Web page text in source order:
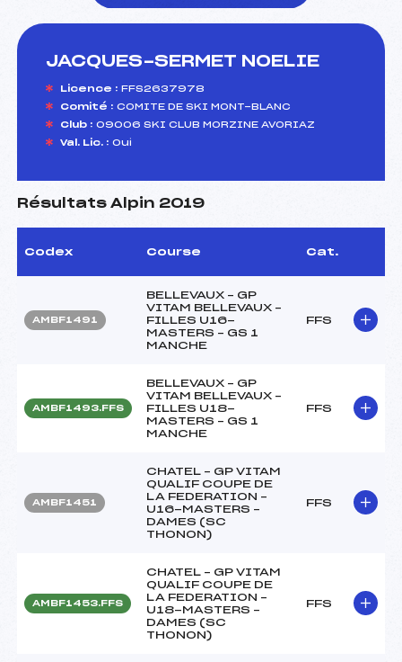
JACQUES-SERMET NOELIE
Licence : FFS2637978
Comité : COMITE DE SKI MONT-BLANC
Club : 09006 SKI CLUB MORZINE AVORIAZ
Val. Lic. : Oui
Résultats Alpin 2019
Codex Course Cat.
AMBF1491
BELLEVAUX – GP
VITAM BELLEVAUX –
FILLES U16-
MASTERS – GS 1
MANCHE
FFS
AMBF1493.FFS
BELLEVAUX – GP
VITAM BELLEVAUX –
FILLES U18-
MASTERS – GS 1
MANCHE
FFS
AMBF1451
CHATEL – GP VITAM
QUALIF COUPE DE
LA FEDERATION –
U16-MASTERS –
DAMES (SC
THONON)
FFS
AMBF1453.FFS
CHATEL – GP VITAM
QUALIF COUPE DE
LA FEDERATION –
U18-MASTERS –
DAMES (SC
THONON)
FFS